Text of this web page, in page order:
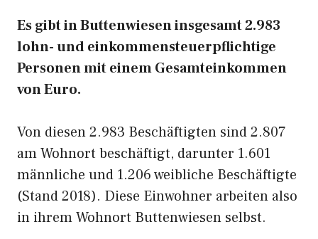
Es gibt in Buttenwiesen insgesamt 2.983
lohn- und einkommensteuerpflichtige
Personen mit einem Gesamteinkommen
von Euro.
Von diesen 2.983 Beschäftigten sind 2.807
am Wohnort beschäftigt, darunter 1.601
männliche und 1.206 weibliche Beschäftigte
(Stand 2018). Diese Einwohner arbeiten also
in ihrem Wohnort Buttenwiesen selbst.